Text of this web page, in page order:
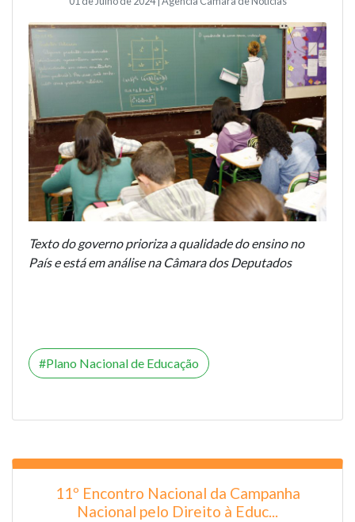
Texto do governo prioriza a qualidade do ensino no
País e está em análise na Câmara dos Deputados
Plano Nacional de Educação
11º Encontro Nacional da Campanha
Nacional pelo Direito à Educ...